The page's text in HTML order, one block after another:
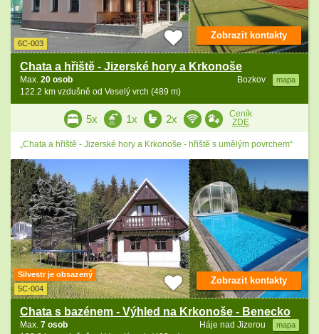
6C-003
Chata a hřiště - Jizerské hory a Krkonoše
Bozkov mapa
Max. 20 osob
122.2 km vzdušně od Veselý vrch (489 m)
Zobrazit kontakty
5x 1x 2x
Ceník
ZDE
„Chata a hřiště - Jizerské hory a Krkonoše - hřiště s umělým povrchem“
Silvestr je obsazený
5C-004
Chata s bazénem - Výhled na Krkonoše - Benecko
Háje nad Jizerou mapa
Max. 7 osob
Zobrazit kontakty